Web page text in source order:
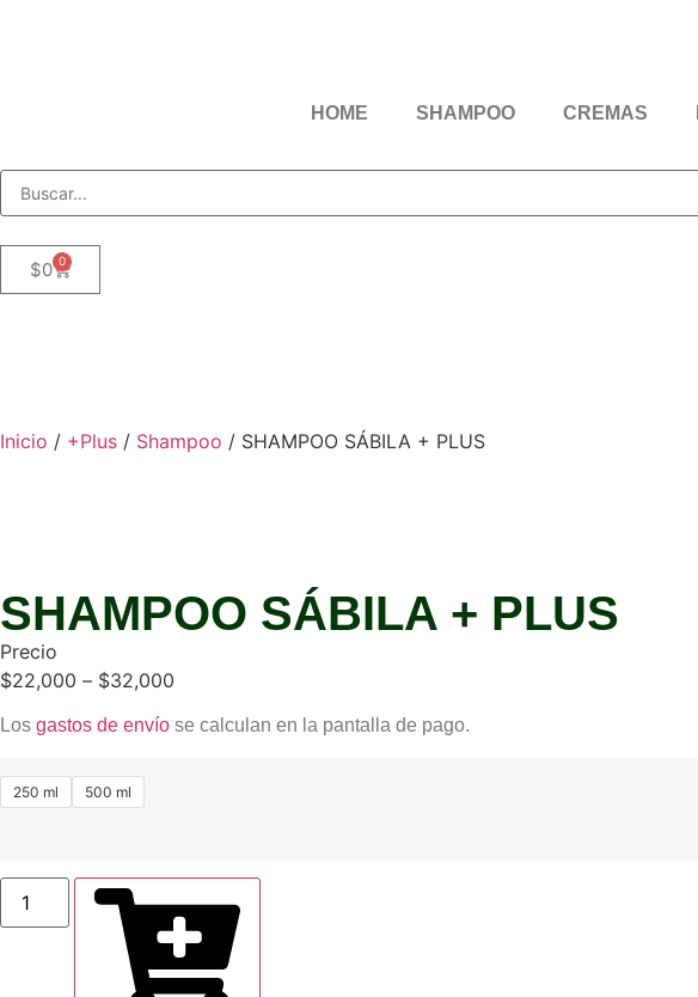
HOME SHAMPOO CREMAS
$0 0
Inicio / +Plus / Shampoo / SHAMPOO SÁBILA + PLUS
SHAMPOO SÁBILA + PLUS
Precio
$22,000 – $32,000
Los gastos de envío se calculan en la pantalla de pago.
250 ml 500 ml